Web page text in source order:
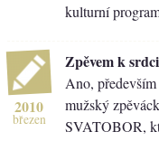
kulturní
2010
březen
Zpěvem k
Ano,
mužský
SVATOBOR,